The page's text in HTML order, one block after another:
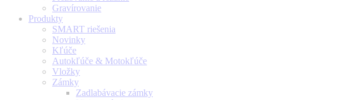
Gravírovanie
Produkty
SMART riešenia
Novinky
Kľúče
Autokľúče & Motokľúče
Vložky
Zámky
Zadlabávacie zámky